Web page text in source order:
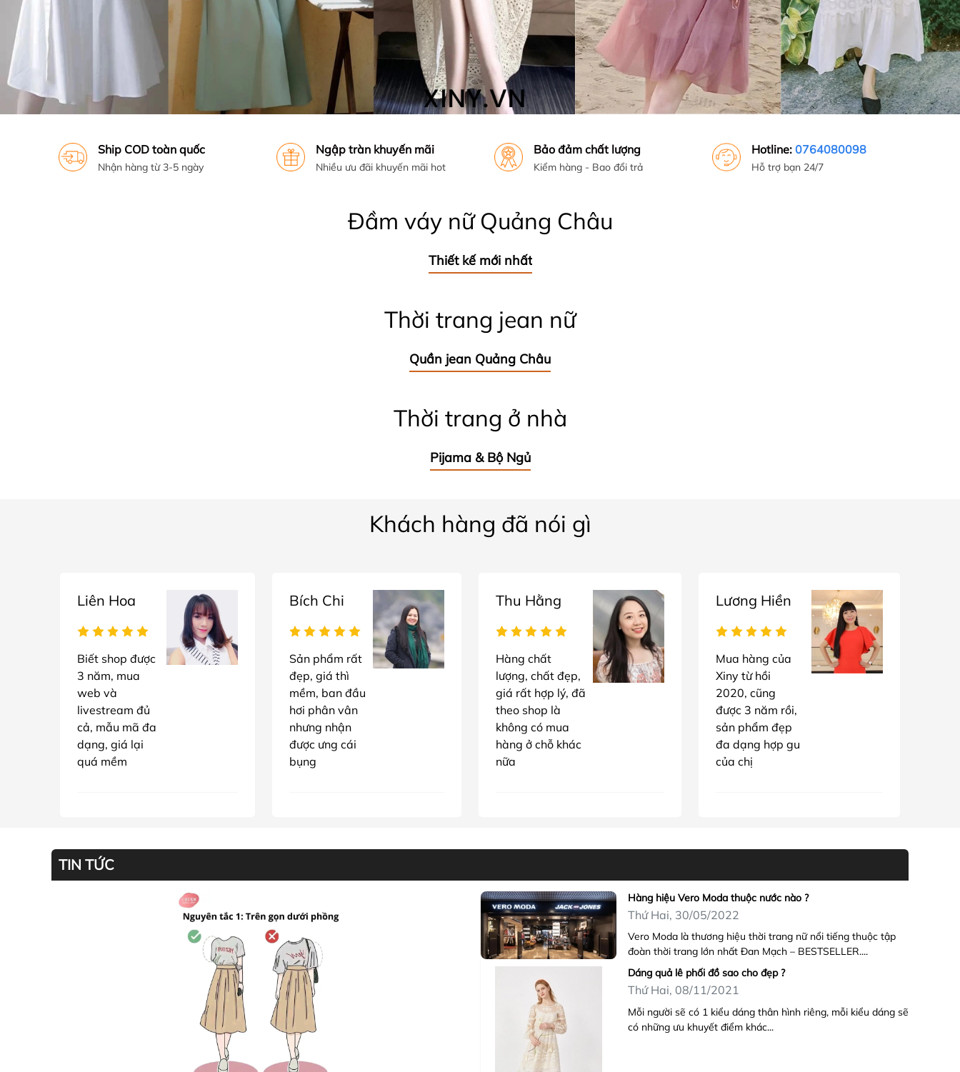
Ship COD toàn quốc
Nhận hàng từ 3-5 ngày
Ngập tràn khuyến mãi
Nhiều ưu đãi khuyến mãi hot
Bảo đảm chất lượng
Kiểm hàng - Bao đổi trả
Hotline: 0764080098
Hỗ trợ bạn 24/7
Đầm váy nữ Quảng Châu
Thiết kế mới nhất
Thời trang jean nữ
Quần jean Quảng Châu
Thời trang ở nhà
Pijama & Bộ Ngủ
Khách hàng đã nói gì
Liên Hoa
Biết shop được
3 năm, mua
web và
livestream đủ
cả, mẫu mã đa
dạng, giá lại
quá mềm
Bích Chi
Sản phẩm rất
đẹp, giá thì
mềm, ban đầu
hơi phân vân
nhưng nhận
được ưng cái
bụng
Thu Hằng
Hàng chất
lượng, chất đẹp,
giá rất hợp lý, đã
theo shop là
không có mua
hàng ở chỗ khác
nữa
Lương Hiền
Mua hàng của
Xiny từ hồi
2020, cũng
được 3 năm rồi,
sản phẩm đẹp
đa dạng hợp gu
của chị
TIN TỨC
Hàng hiệu Vero Moda thuộc nước nào ?
Thứ Hai, 30/05/2022
Vero Moda là thương hiệu thời trang nữ nổi tiếng thuộc tập
đoàn thời trang lớn nhất Đan Mạch – BESTSELLER....
Dáng quả lê phối đồ sao cho đẹp ?
Thứ Hai, 08/11/2021
Mỗi người sẽ có 1 kiểu dáng thân hình riêng, mỗi kiểu dáng sẽ
có những ưu khuyết điểm khác...